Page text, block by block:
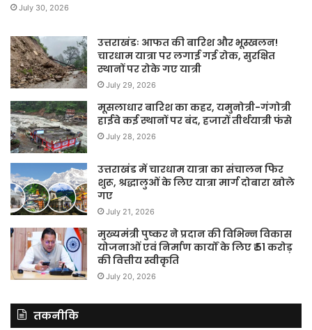
July 30, 2026
उत्तराखंडः आफत की बारिश और भूस्खलन!
चारधाम यात्रा पर लगाई गई रोक, सुरक्षित
स्थानों पर रोके गए यात्री
July 29, 2026
मूसलाधार बारिश का कहर, यमुनोत्री-गंगोत्री
हाईवे कई स्थानों पर बंद, हजारों तीर्थयात्री फंसे
July 28, 2026
उत्तराखंड में चारधाम यात्रा का संचालन फिर
शुरू, श्रद्धालुओं के लिए यात्रा मार्ग दोबारा खोले
गए
July 21, 2026
मुख्यमंत्री पुष्कर ने प्रदान की विभिन्न विकास
योजनाओं एवं निर्माण कार्यों के लिए ₹ 51 करोड़
की वित्तीय स्वीकृति
July 20, 2026
तकनीकि